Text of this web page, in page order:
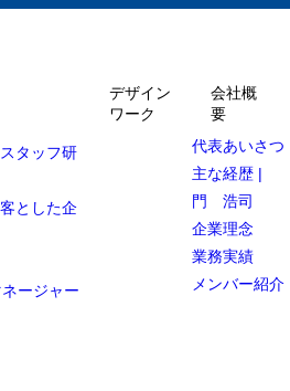
タッフ研
とした企
ージャー
デザイン
ワーク
会社概
要
代表あいさつ
主な経歴 |
門 浩司
企業理念
業務実績
メンバー紹介